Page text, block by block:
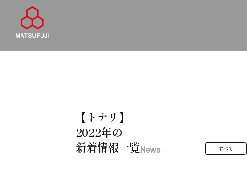
【トナリ】
2022年の
新着情報一覧News すべて